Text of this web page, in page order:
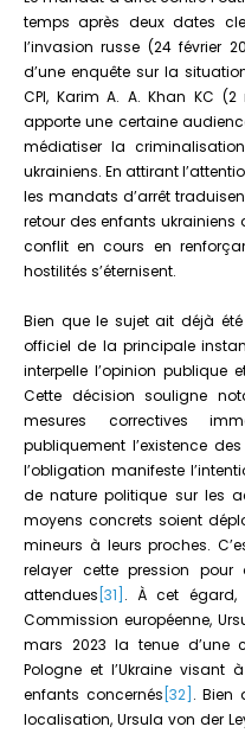
temps après deux dates
l’invasion russe (24 février
d’une enquête sur la
CPI, Karim A. A. Khan KC
apporte une certaine
médiatiser la
ukrainiens. En attirant
les mandats d’arrêt
retour des enfants ukrainiens
conflit en cours en
hostilités s’éternisent.
Bien que le sujet ait déjà
officiel de la principale
interpelle l’opinion publique
Cette décision souligne
mesures correctives
publiquement l’existence
l’obligation manifeste
de nature politique sur les
moyens concrets soient
mineurs à leurs proches.
relayer cette pression
attendues [31] . À cet égard,
Commission européenne,
mars 2023 la tenue d’une
Pologne et l’Ukraine visant
enfants concernés [32] . Bien
localisation, Ursula von der